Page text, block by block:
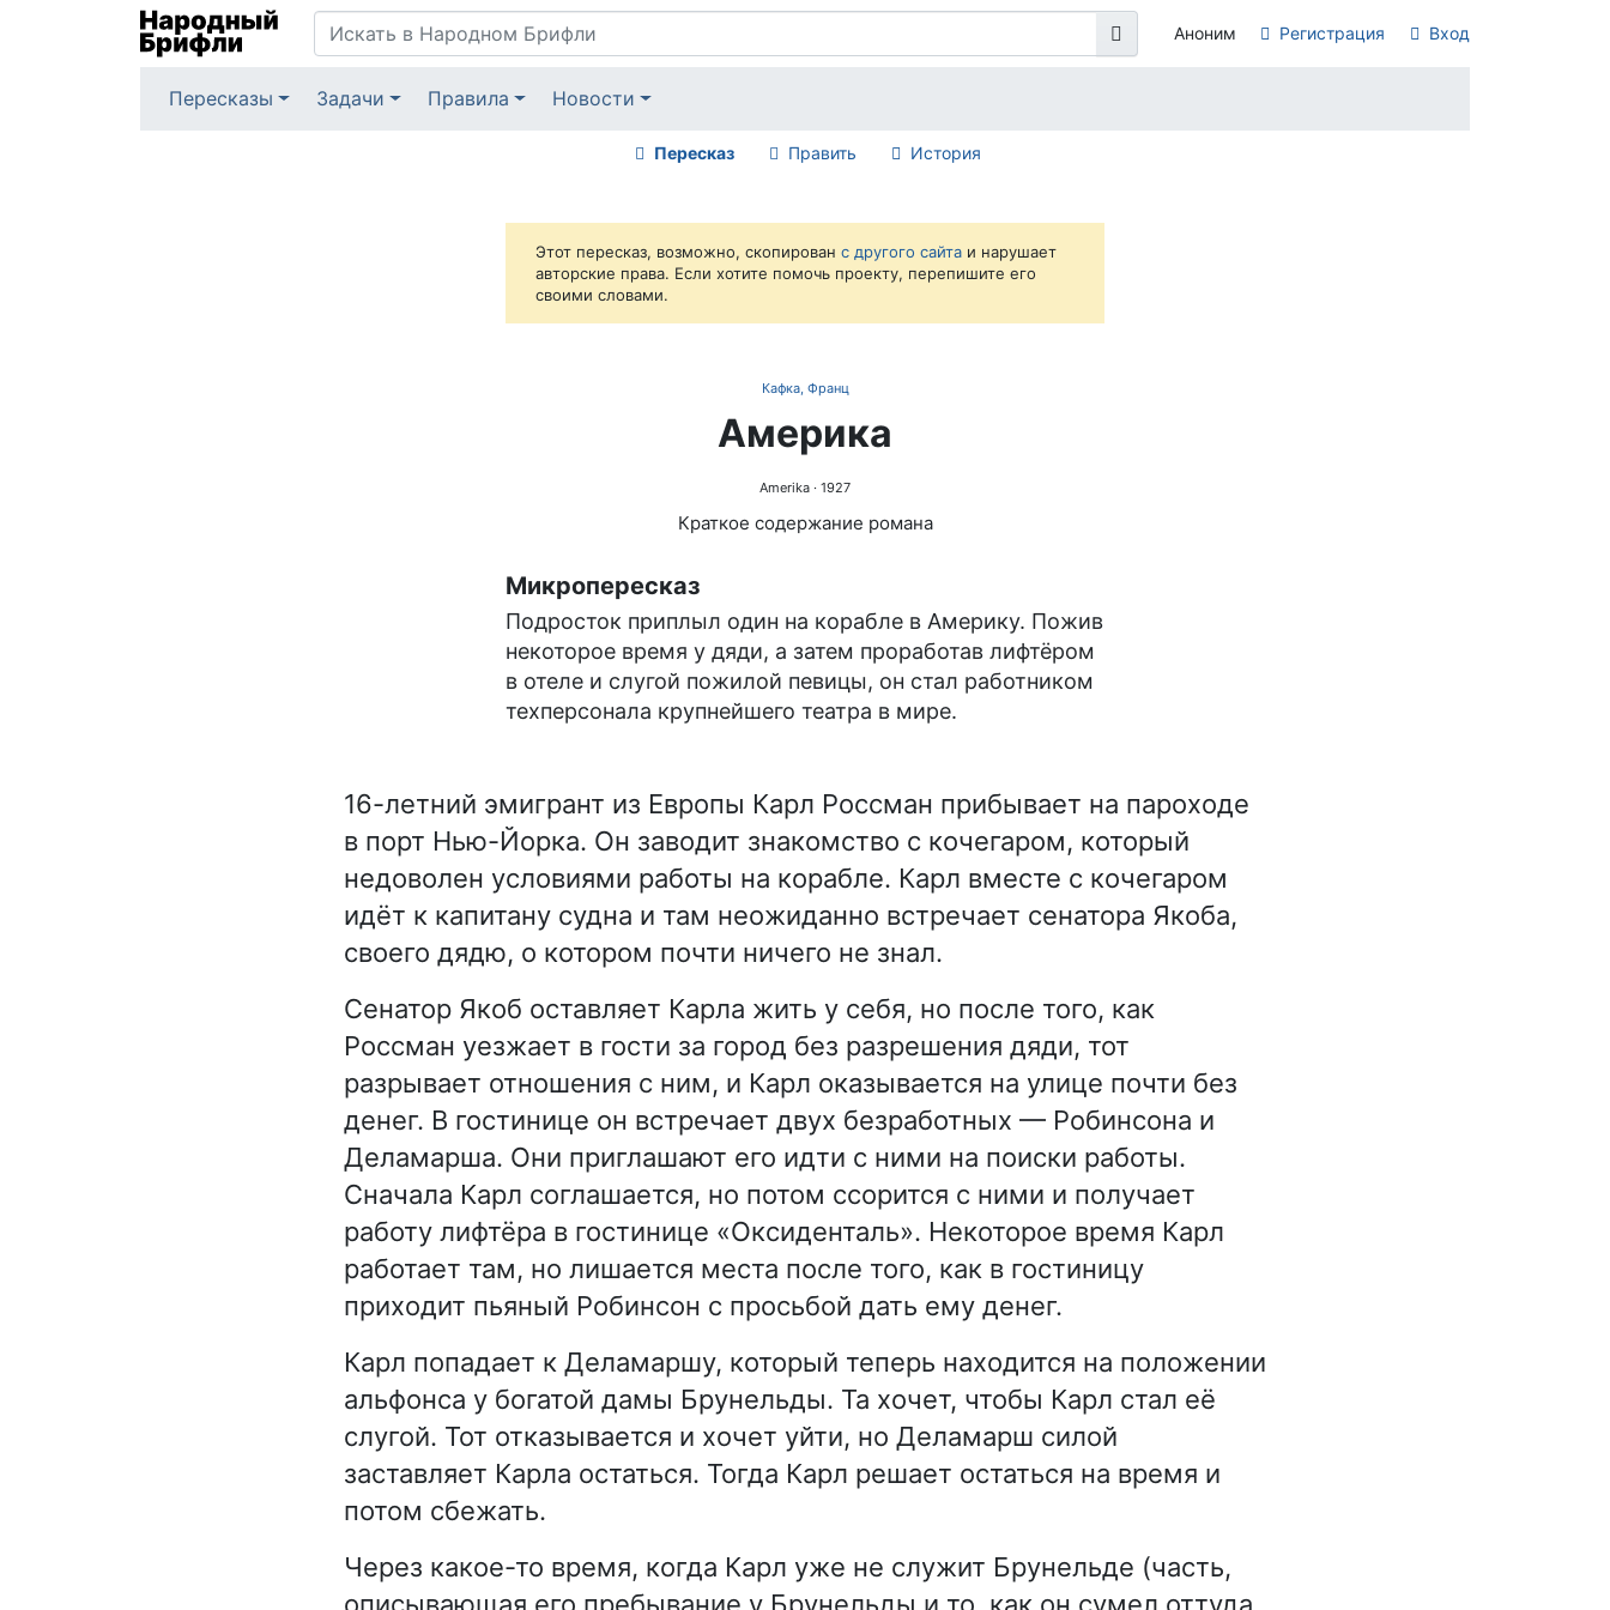
Аноним Регистрация Вход
Пересказы Задачи Правила Новости
Пересказ Править История
Этот пересказ, возможно, скопирован с другого сайта и нарушает
авторские права. Если хотите помочь проекту, перепишите его
своими словами.
Кафка, Франц
Америка
Amerika · 1927
Краткое содержание романа
Микропересказ
Подросток приплыл один на корабле в Америку. Пожив
некоторое время у дяди, а затем проработав лифтёром
в отеле и слугой пожилой певицы, он стал работником
техперсонала крупнейшего театра в мире.
16-летний эмигрант из Европы Карл Россман прибывает на пароходе
в порт Нью-Йорка. Он заводит знакомство с кочегаром, который
недоволен условиями работы на корабле. Карл вместе с кочегаром
идёт к капитану судна и там неожиданно встречает сенатора Якоба,
своего дядю, о котором почти ничего не знал.
Сенатор Якоб оставляет Карла жить у себя, но после того, как
Россман уезжает в гости за город без разрешения дяди, тот
разрывает отношения с ним, и Карл оказывается на улице почти без
денег. В гостинице он встречает двух безработных — Робинсона и
Деламарша. Они приглашают его идти с ними на поиски работы.
Сначала Карл соглашается, но потом ссорится с ними и получает
работу лифтёра в гостинице «Оксиденталь». Некоторое время Карл
работает там, но лишается места после того, как в гостиницу
приходит пьяный Робинсон с просьбой дать ему денег.
Карл попадает к Деламаршу, который теперь находится на положении
альфонса у богатой дамы Брунельды. Та хочет, чтобы Карл стал её
слугой. Тот отказывается и хочет уйти, но Деламарш силой
заставляет Карла остаться. Тогда Карл решает остаться на время и
потом сбежать.
Через какое-то время, когда Карл уже не служит Брунельде (часть,
описывающая его пребывание у Брунельды и то, как он сумел оттуда